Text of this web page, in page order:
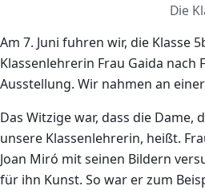
Die
Am 7. Juni fuhren wir, die Klasse
Klassenlehrerin Frau Gaida
Ausstellung. Wir nahmen an
Das Witzige war, dass die
unsere Klassenlehrerin, heißt.
Joan Miró mit seinen Bildern
für ihn Kunst. So war er zum